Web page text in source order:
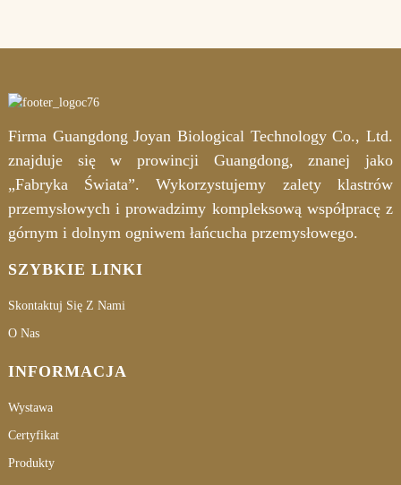
Firma Guangdong Joyan Biological Technology Co., Ltd.
znajduje się w prowincji Guangdong, znanej jako
„Fabryka Świata”. Wykorzystujemy zalety klastrów
przemysłowych i prowadzimy kompleksową współpracę z
górnym i dolnym ogniwem łańcucha przemysłowego.
SZYBKIE LINKI
Skontaktuj Się Z Nami
O Nas
INFORMACJA
Wystawa
Certyfikat
Produkty